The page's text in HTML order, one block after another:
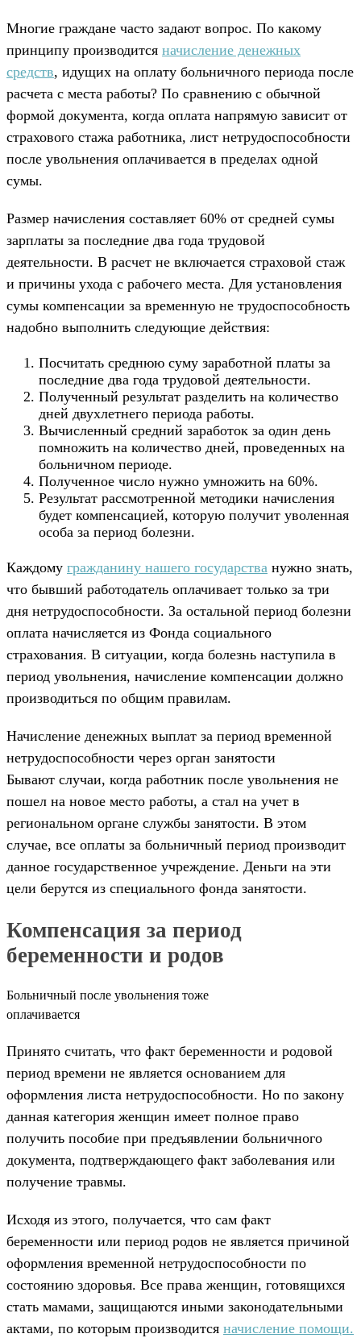
Многие граждане часто задают вопрос. По какому
принципу производится начисление денежных
средств, идущих на оплату больничного периода после
расчета с места работы? По сравнению с обычной
формой документа, когда оплата напрямую зависит от
страхового стажа работника, лист нетрудоспособности
после увольнения оплачивается в пределах одной
сумы.
Размер начисления составляет 60% от средней сумы
зарплаты за последние два года трудовой
деятельности. В расчет не включается страховой стаж
и причины ухода с рабочего места. Для установления
сумы компенсации за временную не трудоспособность
надобно выполнить следующие действия:
Посчитать среднюю суму заработной платы за
последние два года трудовой деятельности.
Полученный результат разделить на количество
дней двухлетнего периода работы.
Вычисленный средний заработок за один день
помножить на количество дней, проведенных на
больничном периоде.
Полученное число нужно умножить на 60%.
Результат рассмотренной методики начисления
будет компенсацией, которую получит уволенная
особа за период болезни.
Каждому гражданину нашего государства нужно знать,
что бывший работодатель оплачивает только за три
дня нетрудоспособности. За остальной период болезни
оплата начисляется из Фонда социального
страхования. В ситуации, когда болезнь наступила в
период увольнения, начисление компенсации должно
производиться по общим правилам.
Начисление денежных выплат за период временной
нетрудоспособности через орган занятости
Бывают случаи, когда работник после увольнения не
пошел на новое место работы, а стал на учет в
региональном органе службы занятости. В этом
случае, все оплаты за больничный период производит
данное государственное учреждение. Деньги на эти
цели берутся из специального фонда занятости.
Компенсация за период
беременности и родов
Больничный после увольнения тоже
оплачивается
Принято считать, что факт беременности и родовой
период времени не является основанием для
оформления листа нетрудоспособности. Но по закону
данная категория женщин имеет полное право
получить пособие при предъявлении больничного
документа, подтверждающего факт заболевания или
получение травмы.
Исходя из этого, получается, что сам факт
беременности или период родов не является причиной
оформления временной нетрудоспособности по
состоянию здоровья. Все права женщин, готовящихся
стать мамами, защищаются иными законодательными
актами, по которым производится начисление помощи.